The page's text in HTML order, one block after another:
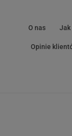
O nas Jak
Opinie